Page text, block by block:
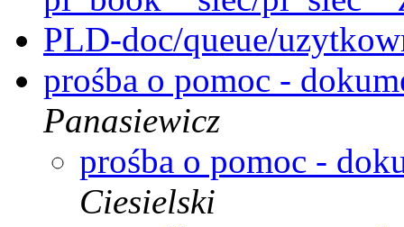
PLD-doc/queue/
prośba o pomoc -
Panasiewicz
prośba o pomoc -
Ciesielski